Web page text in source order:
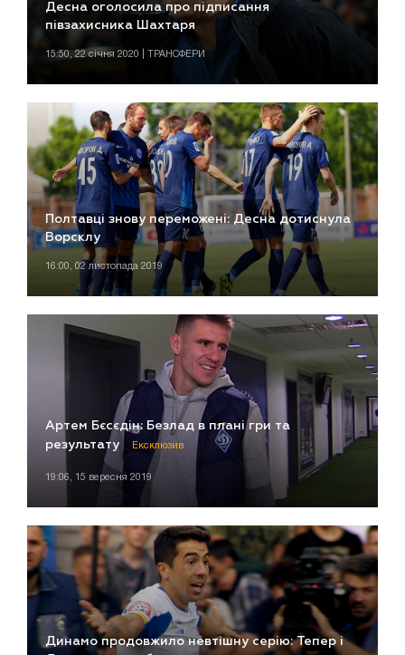
Десна оголосила про підписання
півзахисника Шахтаря
15:50, 22 січня 2020 | ТРАНСФЕРИ
Полтавці знову переможені: Десна дотиснула
Ворсклу
16:00, 02 листопада 2019
Артем Бєсєдін: Безлад в плані гри та
результату
Ексклюзив
19:06, 15 вересня 2019
Динамо продовжило невтішну серію: Тепер і